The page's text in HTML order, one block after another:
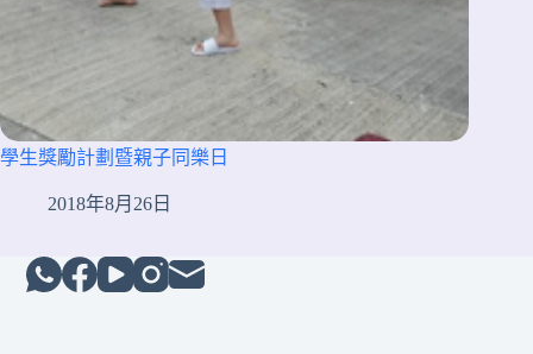
學生獎勵計劃暨親子同樂日
2018年8月26日